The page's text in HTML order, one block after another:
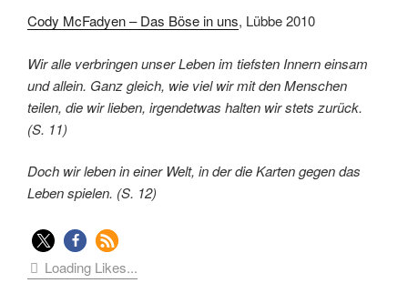
Cody McFadyen – Das Böse in uns, Lübbe 2010
Wir alle verbringen unser Leben im tiefsten Innern einsam
und allein. Ganz gleich, wie viel wir mit den Menschen
teilen, die wir lieben, irgendetwas halten wir stets zurück.
(S. 11)
Doch wir leben in einer Welt, in der die Karten gegen das
Leben spielen. (S. 12)
Loading Likes...